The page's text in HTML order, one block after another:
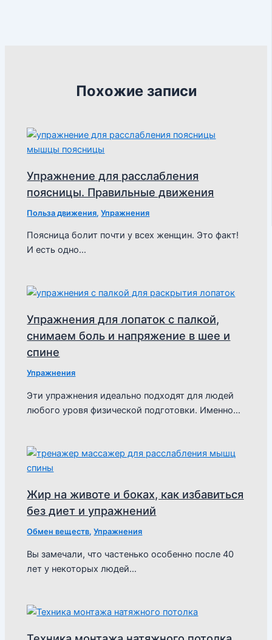
Похожие записи
Упражнение для расслабления
поясницы. Правильные движения
Польза движения,Упражнения
Поясница болит почти у всех женщин. Это факт!
И есть одно…
Упражнения для лопаток с палкой,
снимаем боль и напряжение в шее и
спине
Упражнения
Эти упражнения идеально подходят для людей
любого уровя физической подготовки. Именно…
Жир на животе и боках, как избавиться
без диет и упражнений
Обмен веществ,Упражнения
Вы замечали, что частенько особенно после 40
лет у некоторых людей…